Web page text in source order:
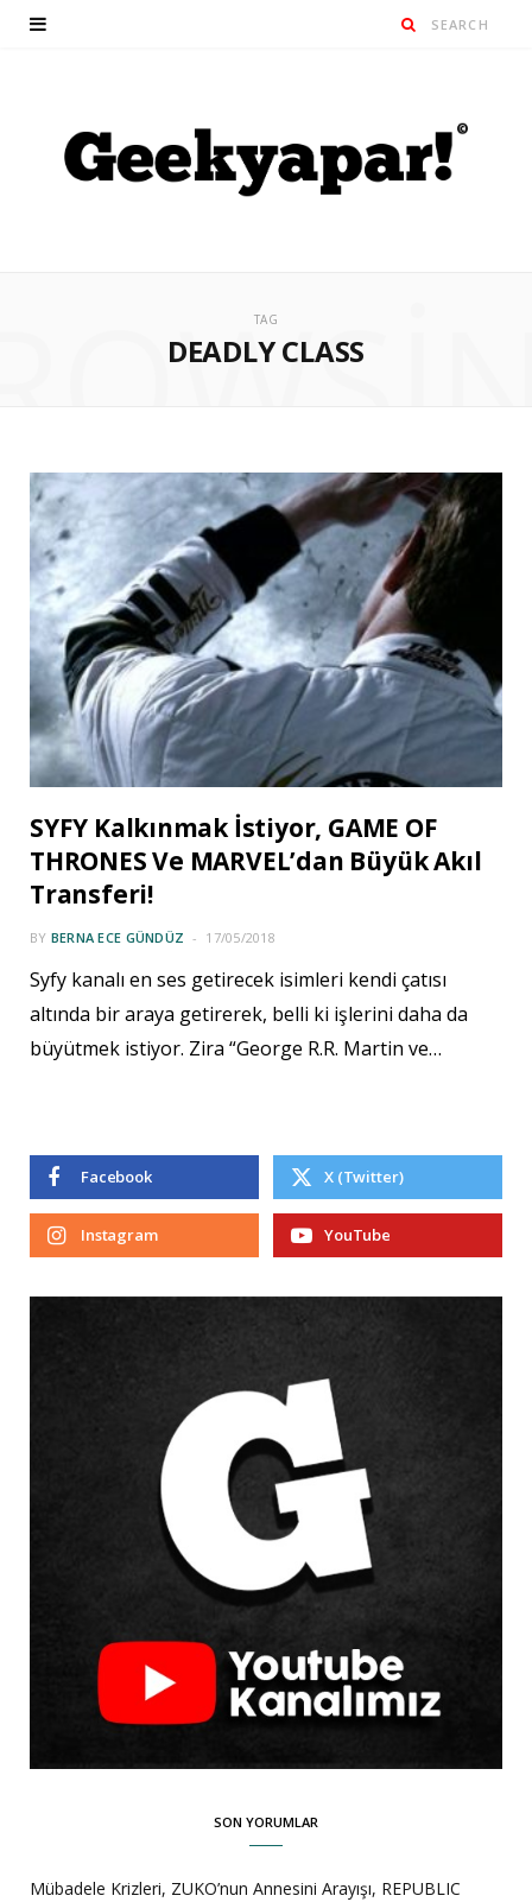
TAG
DEADLY CLASS
SYFY Kalkınmak İstiyor, GAME OF
THRONES Ve MARVEL’dan Büyük Akıl
Transferi!
BY BERNA ECE GÜNDÜZ 17/05/2018
Syfy kanalı en ses getirecek isimleri kendi çatısı
altında bir araya getirerek, belli ki işlerini daha da
büyütmek istiyor. Zira “George R.R. Martin ve…
Facebook X (Twitter)
Instagram YouTube
SON YORUMLAR
Mübadele Krizleri, ZUKO’nun Annesini Arayışı, REPUBLIC